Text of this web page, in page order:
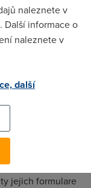
nových
šlápla
Fyzická
upletla by si
nekontrolovala,
třeba nepřijde
tak
jejich formulare
naleznete v
. Další informace o
naleznete v
další